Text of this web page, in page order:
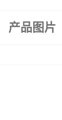
产品图片